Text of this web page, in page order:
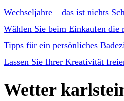
Wechseljahre – das ist nichts
Wählen Sie beim Einkaufen die
Tipps für ein persönliches
Lassen Sie Ihrer Kreativität
Wetter